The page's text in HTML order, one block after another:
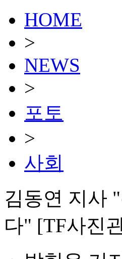
HOME
>
NEWS
>
포토
>
사회
김동연 지사
다" [TF사진